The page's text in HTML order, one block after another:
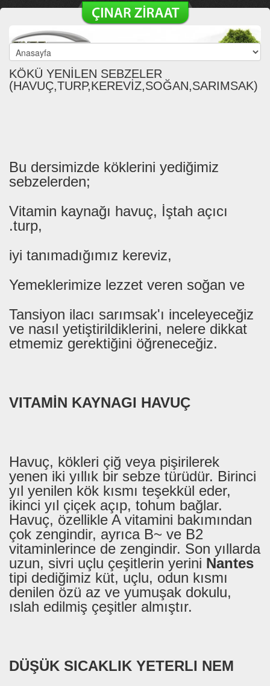
KÖKÜ YENİLEN SEBZELER
(HAVUÇ,TURP,KEREVİZ,SOĞAN,SARIMSAK)
Bu dersimizde köklerini yediğimiz
sebzelerden;
Vitamin kaynağı havuç, İştah açıcı
.turp,
iyi tanımadığımız kereviz,
Yemeklerimize lezzet veren soğan ve
Tansiyon ilacı sarımsak'ı inceleyeceğiz
ve nasıl yetiştirildiklerini, nelere dikkat
etmemiz gerektiğini öğreneceğiz.
VITAMİN KAYNAGI HAVUÇ
Havuç, kökleri çiğ veya pişirilerek
yenen iki yıllık bir sebze türüdür. Birinci
yıl yenilen kök kısmı teşekkül eder,
ikinci yıl çiçek açıp, tohum bağlar.
Havuç, özellikle A vitamini bakımından
çok zengindir, ayrıca B~ ve B2
vitaminlerince de zengindir. Son yıllarda
uzun, sivri uçlu çeşitlerin yerini Nantes
tipi dediğimiz küt, uçlu, odun kısmı
denilen özü az ve yumuşak dokulu,
ıslah edilmiş çeşitler almıştır.
DÜŞÜK SICAKLIK YETERLI NEM